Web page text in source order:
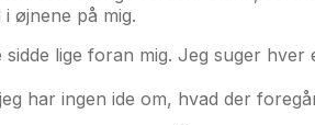
øjnene på mig.
sidde lige foran mig. Jeg suger
har ingen ide om, hvad der